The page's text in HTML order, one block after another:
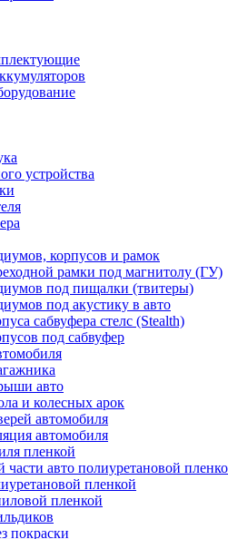
устройства
корпусов и рамок
рамки под магнитолу (ГУ)
под пищалки (твитеры)
под акустику в авто
сабвуфера стелс (Stealth)
под сабвуфер
авто
и колесных арок
автомобиля
автомобиля
пленкой
части авто полиуретановой
пленкой
пленкой
покраски